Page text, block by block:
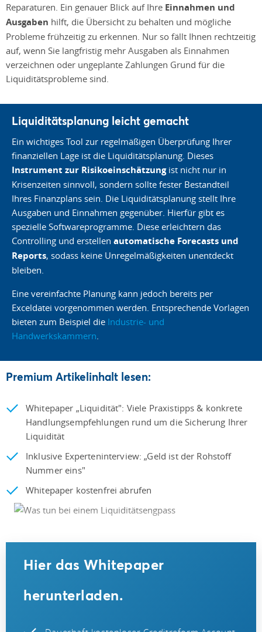
Reparaturen. Ein genauer Blick auf Ihre Einnahmen und
Ausgaben hilft, die Übersicht zu behalten und mögliche
Probleme frühzeitig zu erkennen. Nur so fällt Ihnen rechtzeitig
auf, wenn Sie langfristig mehr Ausgaben als Einnahmen
verzeichnen oder ungeplante Zahlungen Grund für die
Liquiditätsprobleme sind.
Liquiditätsplanung leicht gemacht
Ein wichtiges Tool zur regelmäßigen Überprüfung Ihrer
finanziellen Lage ist die Liquiditätsplanung. Dieses
Instrument zur Risikoeinschätzungist nicht nur in
Krisenzeiten sinnvoll, sondern sollte fester Bestandteil
Ihres Finanzplans sein. Die Liquiditätsplanung stellt Ihre
Ausgaben und Einnahmen gegenüber. Hierfür gibt es
spezielle Softwareprogramme. Diese erleichtern das
Controlling und erstellen automatische Forecasts und
Reports, sodass keine Unregelmäßigkeiten unentdeckt
bleiben.
Eine vereinfachte Planung kann jedoch bereits per
Exceldatei vorgenommen werden. Entsprechende Vorlagen
bieten zum Beispiel die Industrie- und
Handwerkskammern.
Premium Artikelinhalt lesen:
Whitepaper „Liquidität": Viele Praxistipps & konkrete
Handlungsempfehlungen rund um die Sicherung Ihrer
Liquidität
Inklusive Experteninterview: „Geld ist der Rohstoff
Nummer eins"
Whitepaper kostenfrei abrufen
Hier das Whitepaper
herunterladen.